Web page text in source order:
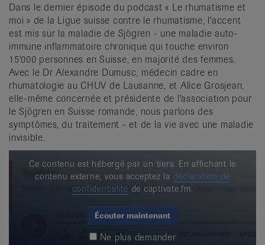
Dans le dernier épisode du podcast « Le rhumatisme et
moi » de la Ligue suisse contre le rhumatisme, l'accent
est mis sur la maladie de Sjögren - une maladie auto-
immune inflammatoire chronique qui touche environ
15'000 personnes en Suisse, en majorité des femmes.
Avec le Dr Alexandre Dumusc, médecin cadre en
rhumatologie au CHUV de Lausanne, et Alice Grosjean,
elle-même concernée et présidente de l'association pour
le Sjögren en Suisse romande, nous parlons des
symptômes, du traitement - et de la vie avec une maladie
invisible.
Ce contenu est hébergé par un tiers. En affichant le
contenu externe, vous acceptez la déclaration de
confidentialité de captivate.fm.
Écouter maintenant
Ne plus demander